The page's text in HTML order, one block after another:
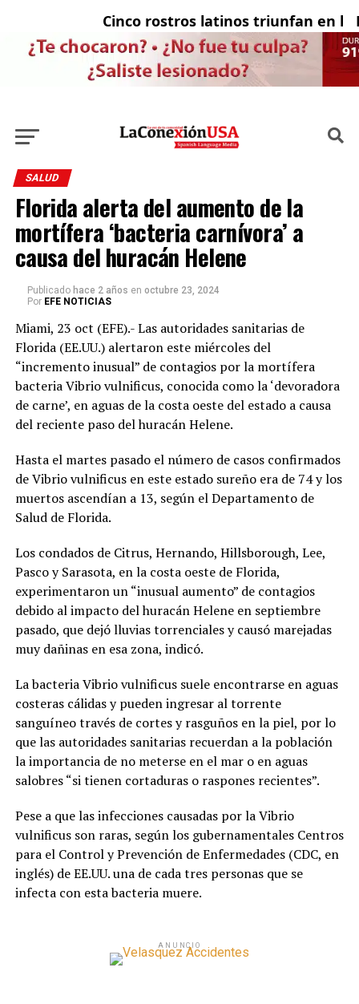
Cinco rostros latinos triunfan en la El
SALUD
Florida alerta del aumento de la
mortífera ‘bacteria carnívora’ a
causa del huracán Helene
Publicado hace 2 años en octubre 23, 2024
Por EFE NOTICIAS
Miami, 23 oct (EFE).- Las autoridades sanitarias de
Florida (EE.UU.) alertaron este miércoles del
“incremento inusual” de contagios por la mortífera
bacteria Vibrio vulnificus, conocida como la ‘devoradora
de carne’, en aguas de la costa oeste del estado a causa
del reciente paso del huracán Helene.
Hasta el martes pasado el número de casos confirmados
de Vibrio vulnificus en este estado sureño era de 74 y los
muertos ascendían a 13, según el Departamento de
Salud de Florida.
Los condados de Citrus, Hernando, Hillsborough, Lee,
Pasco y Sarasota, en la costa oeste de Florida,
experimentaron un “inusual aumento” de contagios
debido al impacto del huracán Helene en septiembre
pasado, que dejó lluvias torrenciales y causó marejadas
muy dañinas en esa zona, indicó.
La bacteria Vibrio vulnificus suele encontrarse en aguas
costeras cálidas y pueden ingresar al torrente
sanguíneo través de cortes y rasguños en la piel, por lo
que las autoridades sanitarias recuerdan a la población
la importancia de no meterse en el mar o en aguas
salobres “si tienen cortaduras o raspones recientes”.
Pese a que las infecciones causadas por la Vibrio
vulnificus son raras, según los gubernamentales Centros
para el Control y Prevención de Enfermedades (CDC, en
inglés) de EE.UU. una de cada tres personas que se
infecta con esta bacteria muere.
ANUNCIO